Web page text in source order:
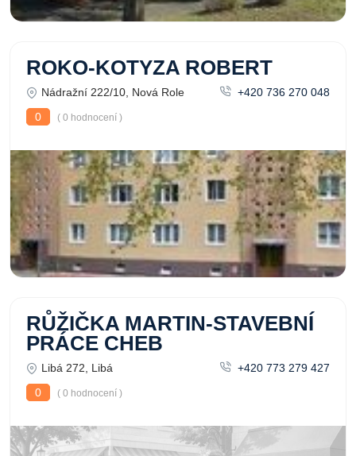
ROKO-KOTYZA ROBERT
Nádražní 222/10, Nová Role
+420 736 270 048
0
( 0 hodnocení )
RŮŽIČKA MARTIN-STAVEBNÍ
PRÁCE CHEB
Libá 272, Libá
+420 773 279 427
0
( 0 hodnocení )